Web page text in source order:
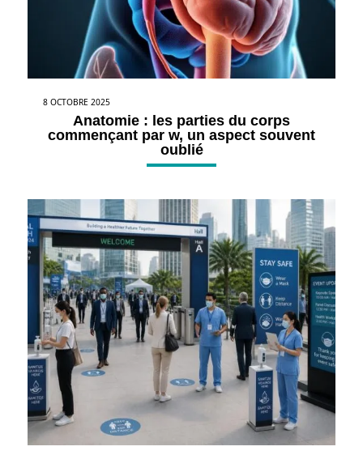
8 OCTOBRE 2025
Anatomie : les parties du corps
commençant par w, un aspect souvent
oublié